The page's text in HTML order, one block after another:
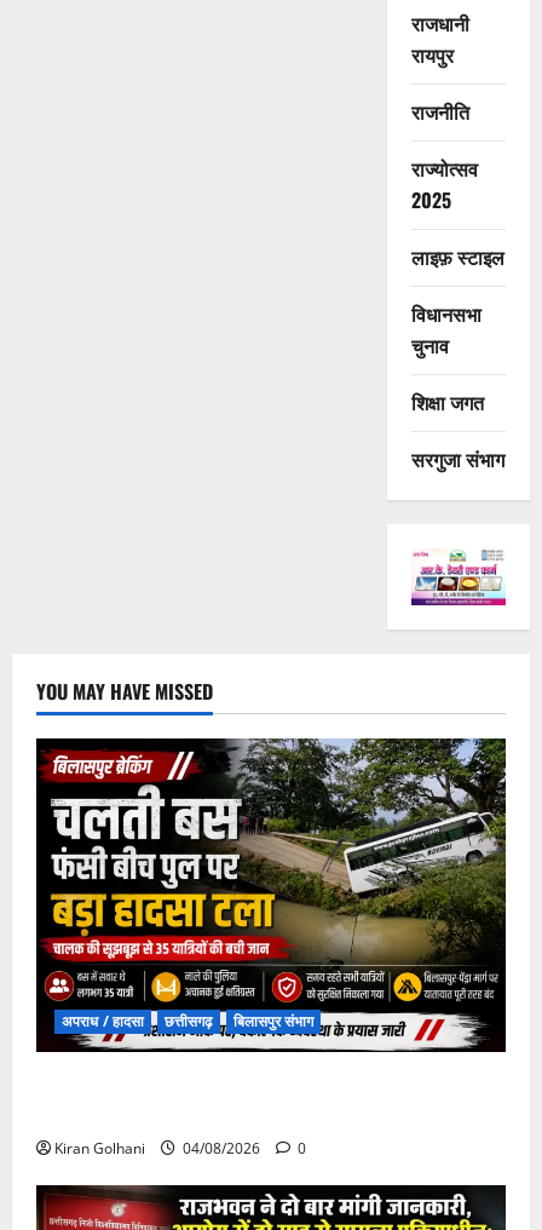
राजधानी
रायपुर
राजनीति
राज्योत्सव
2025
लाइफ़ स्टाइल
विधानसभा
चुनाव
शिक्षा जगत
सरगुजा संभाग
YOU MAY HAVE MISSED
अपराध / हादसा छत्तीसगढ़ बिलासपुर संभाग
Kiran Golhani 04/08/2026 0